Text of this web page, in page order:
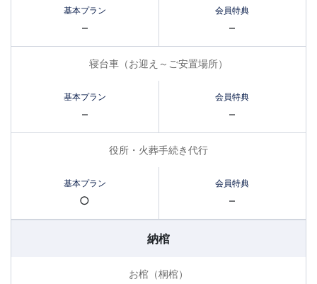
– –
寝台車（お迎え～ご安置場所）
– –
役所・火葬手続き代行
○ –
納棺
お棺（桐棺）